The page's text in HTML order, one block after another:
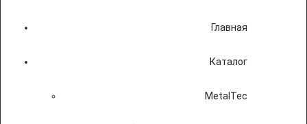
Главная
Каталог
MetalTec